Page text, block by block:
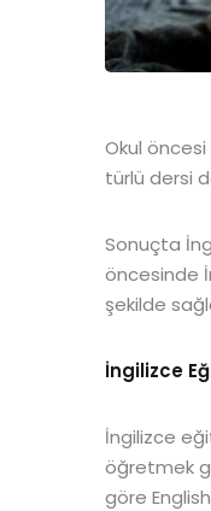
Okul
türlü dersi
Sonuçta
öncesinde
şekilde
İngilizce
İngilizce
öğretmek
göre